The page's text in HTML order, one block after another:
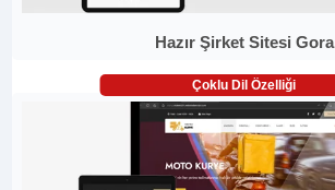
Hazır Şirket Sitesi Gora
Çoklu Dil Özelliği